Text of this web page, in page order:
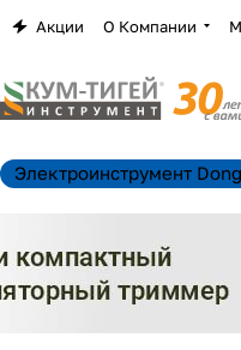
Акции О Компании
Электроинструмент